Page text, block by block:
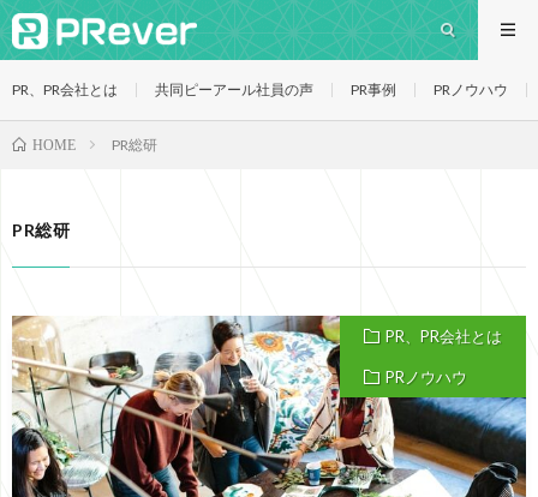
PR、PR会社とは 共同ピーアール社員の声 PR事例 PRノウハウ
HOME PR総研
PR総研
PR、PR会社とは
PRノウハウ